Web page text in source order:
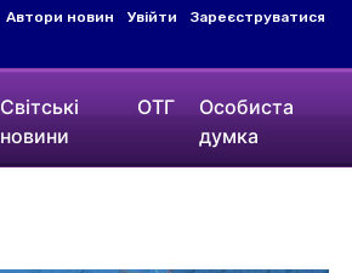
Автори новин Увійти Зареєструватися
Світські
новини
ОТГ
Особиста
думка